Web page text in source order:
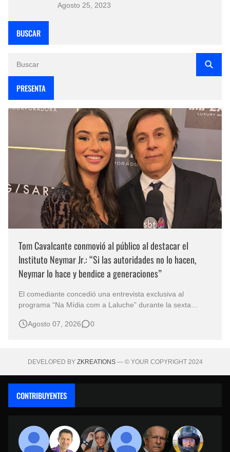
Agosto 25, 2023
BUSCAR
PRESENTA
Tom Cavalcante conmovió al público al destacar el
Instituto Neymar Jr.: “Si las autoridades no lo hacen,
Neymar lo hace y bendice a generaciones”
El comediante concedió una entrevista exclusiva al
programa “Na Mídia com a Laluche” durante la sexta
eventos benéficos más importantes de Brasil. En medio del
Agosto 07, 2026 0
DEVELOPED BY ZKREATIONS— © YOUR COPYRIGHT 2024
CONTRIBUYENTES